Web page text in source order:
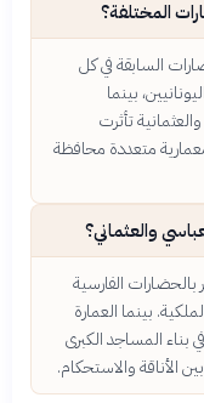
المختلفة؟
السابقة في كل
بينما
تأثرت
متعددة محافظة
والعثماني؟
بالحضارات الفارسية
بينما العمارة
بناء المساجد الكبرى
الأناقة والاستحكام.